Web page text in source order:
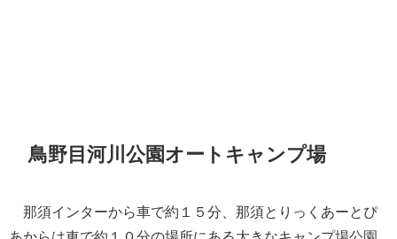
鳥野目河川公園オートキャンプ場
那須インターから車で約１５分、那須とりっくあーとぴ
あからは車で約１０分の場所にある大きなキャンプ場公園